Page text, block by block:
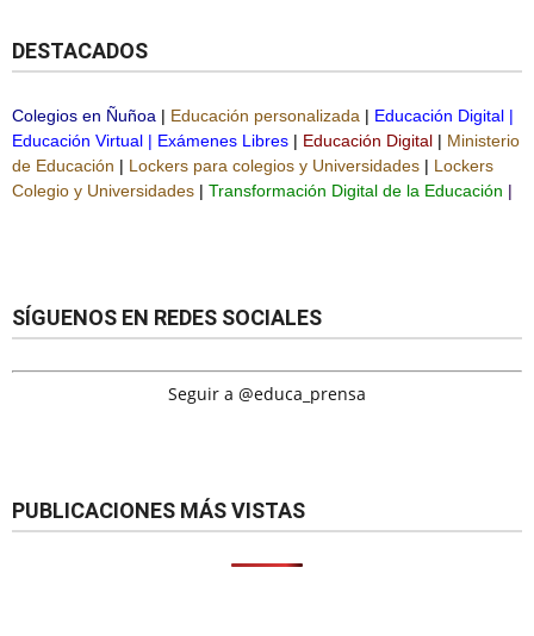
DESTACADOS
Colegios en Ñuñoa | Educación personalizada | Educación Digital |
Educación Virtual | Exámenes Libres | Educación Digital | Ministerio
de Educación | Lockers para colegios y Universidades | Lockers
Colegio y Universidades | Transformación Digital de la Educación |
SÍGUENOS EN REDES SOCIALES
Seguir a @educa_prensa
PUBLICACIONES MÁS VISTAS